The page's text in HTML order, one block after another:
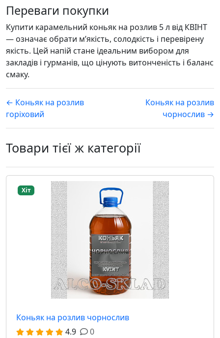
Переваги покупки
Купити карамельний коньяк на розлив 5 л від КВІНТ
— означає обрати м’якість, солодкість і перевірену
якість. Цей напій стане ідеальним вибором для
закладів і гурманів, що цінують витонченість і баланс
смаку.
← Коньяк на розлив
горіховий
Коньяк на розлив
чорнослив →
Товари тієї ж категорії
Хіт
Коньяк на розлив чорнослив
4.9
0